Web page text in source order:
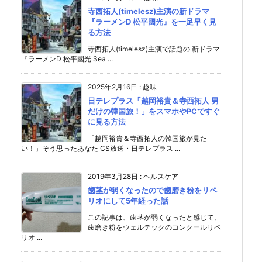
寺西拓人(timelesz)主演の新ドラマ
『ラーメンD 松平國光』を一足早く見
る方法
寺西拓人(timelesz)主演で話題の 新ドラマ
『ラーメンD 松平國光 Sea ...
2025年2月16日 : 趣味
日テレプラス「越岡裕貴＆寺西拓人 男
だけの韓国旅！」をスマホやPCですぐ
に見る方法
「越岡裕貴＆寺西拓人の韓国旅が見た
い！」そう思ったあなた CS放送・日テレプラス ...
2019年3月28日 : ヘルスケア
歯茎が弱くなったので歯磨き粉をリペ
リオにして5年経った話
この記事は、歯茎が弱くなったと感じて、
歯磨き粉をウェルテックのコンクールリペ
リオ ...